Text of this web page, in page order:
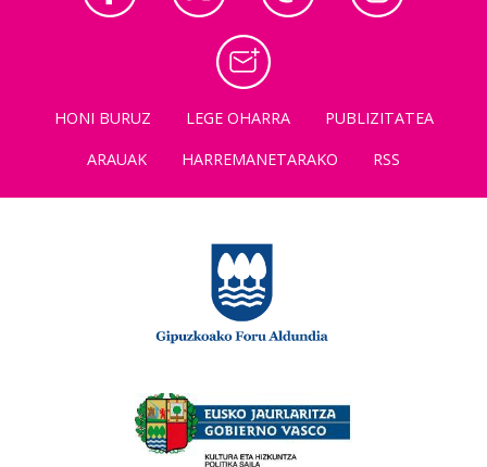
HONI BURUZ LEGE OHARRA
PUBLIZITATEA
ARAUAK
HARREMANETARAKO RSS